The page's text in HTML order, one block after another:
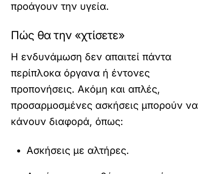
προάγουν την υγεία.
Πώς θα την «χτίσετε»
Η ενδυνάμωση δεν απαιτεί πάντα
περίπλοκα όργανα ή έντονες
προπονήσεις. Ακόμη και απλές,
προσαρμοσμένες ασκήσεις μπορούν να
κάνουν διαφορά, όπως:
Ασκήσεις με αλτήρες.